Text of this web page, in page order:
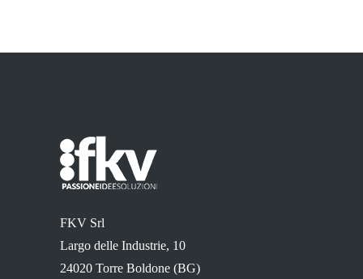
FKV Srl
Largo delle Industrie, 10
24020 Torre Boldone (BG)